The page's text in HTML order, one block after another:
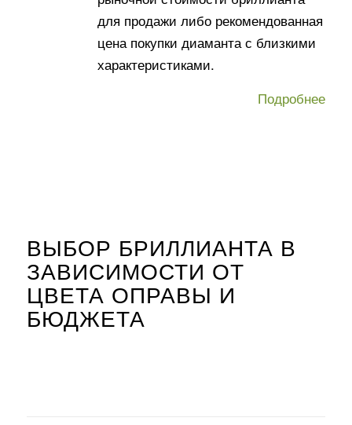
для продажи либо рекомендованная
цена покупки диаманта с близкими
характеристиками.
Подробнее
ВЫБОР БРИЛЛИАНТА В
ЗАВИСИМОСТИ ОТ
ЦВЕТА ОПРАВЫ И
БЮДЖЕТА